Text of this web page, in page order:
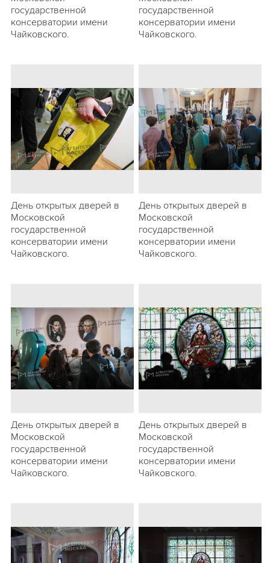
государственной
консерватории имени
Чайковского.
государственной
консерватории имени
Чайковского.
День открытых дверей в
Московской
государственной
консерватории имени
Чайковского.
День открытых дверей в
Московской
государственной
консерватории имени
Чайковского.
День открытых дверей в
Московской
государственной
консерватории имени
Чайковского.
День открытых дверей в
Московской
государственной
консерватории имени
Чайковского.